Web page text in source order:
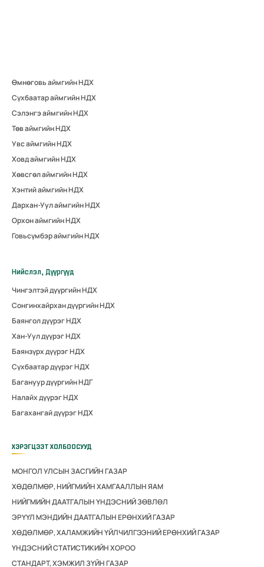
Өмнөговь аймгийн НДХ
Сүхбаатар аймгийн НДХ
Сэлэнгэ аймгийн НДХ
Төв аймгийн НДХ
Увс аймгийн НДХ
Ховд аймгийн НДХ
Хөвсгөл аймгийн НДХ
Хэнтий аймгийн НДХ
Дархан-Уул аймгийн НДХ
Орхон аймгийн НДХ
Говьсүмбэр аймгийн НДХ
Нийслэл, Дүүргүүд
Чингэлтэй дүүргийн НДХ
Сонгинхайрхан дүүргийн НДХ
Баянгол дүүрэг НДХ
Хан-Уул дүүрэг НДХ
Баянзүрх дүүрэг НДХ
Сүхбаатар дүүрэг НДХ
Багануур дүүргийн НДГ
Налайх дүүрэг НДХ
Багахангай дүүрэг НДХ
ХЭРЭГЦЭЭТ ХОЛБООСУУД
МОНГОЛ УЛСЫН ЗАСГИЙН ГАЗАР
ХӨДӨЛМӨР, НИЙГМИЙН ХАМГААЛЛЫН ЯАМ
НИЙГМИЙН ДААТГАЛЫН ҮНДЭСНИЙ ЗӨВЛӨЛ
ЭРҮҮЛ МЭНДИЙН ДААТГАЛЫН ЕРӨНХИЙ ГАЗАР
ХӨДӨЛМӨР, ХАЛАМЖИЙН ҮЙЛЧИЛГЭЭНИЙ ЕРӨНХИЙ ГАЗАР
ҮНДЭСНИЙ СТАТИСТИКИЙН ХОРОО
СТАНДАРТ, ХЭМЖИЛ ЗҮЙН ГАЗАР